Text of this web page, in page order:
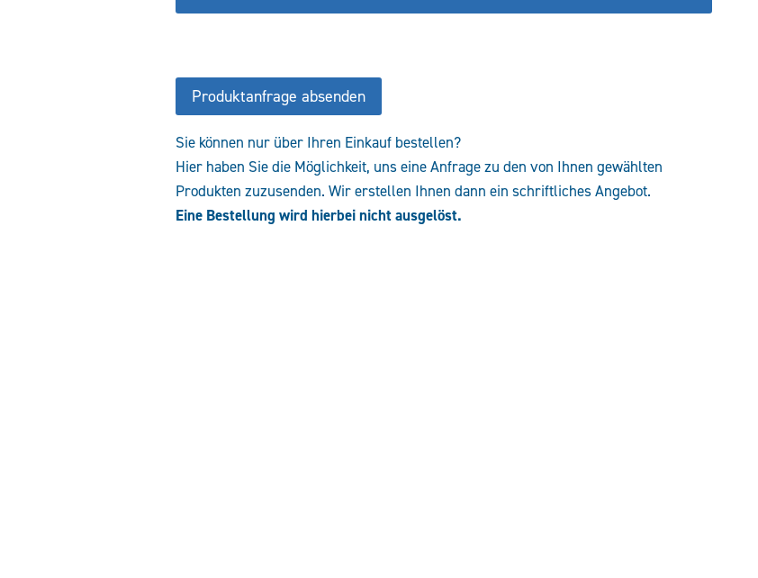
Produktanfrage absenden
Sie können nur über Ihren Einkauf bestellen?
Hier haben Sie die Möglichkeit, uns eine Anfrage zu den von Ihnen gewählten
Produkten zuzusenden. Wir erstellen Ihnen dann ein schriftliches Angebot.
Eine Bestellung wird hierbei nicht ausgelöst.